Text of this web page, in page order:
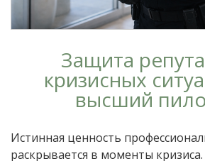
Защита
кризисных
высший
Истинная ценность
раскрывается в моменты кризиса.